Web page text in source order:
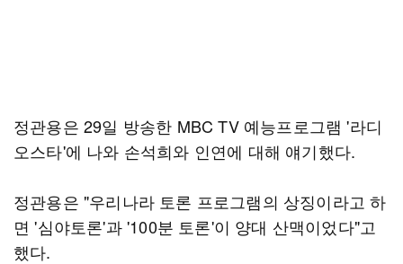
정관용은 29일 방송한 MBC TV 예능프로그램 '라디
오스타'에 나와 손석희와 인연에 대해 얘기했다.
정관용은 "우리나라 토론 프로그램의 상징이라고 하
면 '심야토론'과 '100분 토론'이 양대 산맥이었다"고
했다.